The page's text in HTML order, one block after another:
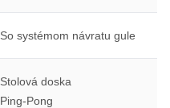
So systémom návratu gule
Stolová doska
Ping-Pong